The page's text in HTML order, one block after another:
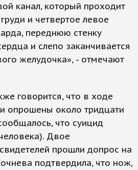
канал, который проходит
и четвертое левое
переднюю стенку
и слепо заканчивается
желудочка», - отмечают
говорится, что в ходе
опрошены около тридцати
что суицид
Двое
прошли допрос на
подтвердила, что нож,